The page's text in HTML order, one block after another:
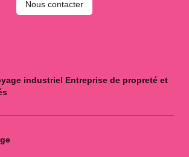
Nous contacter
industriel Entreprise de propreté et